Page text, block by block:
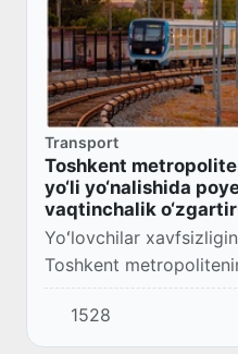
Transport
Toshkent
yo‘li yo‘nalishida
vaqtinchalik
Yoʻlovchilar
Toshkent
yoʻnalishidagi
qoʻshimcha ravishda
1528